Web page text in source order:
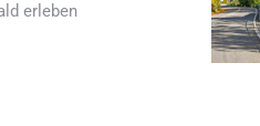
erleben